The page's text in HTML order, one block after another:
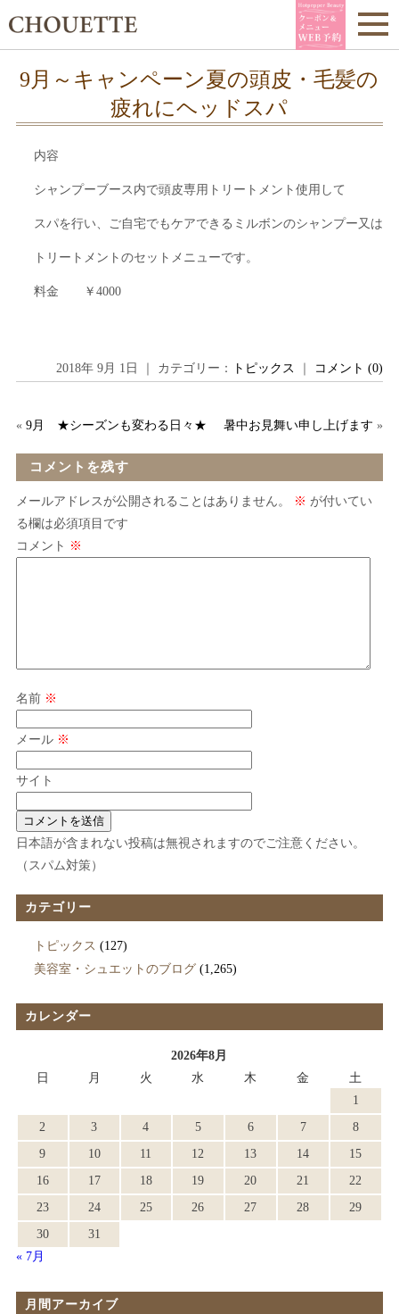
9月～キャンペーン夏の頭皮・毛髪の
疲れにヘッドスパ
内容
シャンプーブース内で頭皮専用トリートメント使用して
スパを行い、ご自宅でもケアできるミルボンのシャンプー又は
トリートメントのセットメニューです。
料金 ￥4000
2018年 9月 1日 ｜ カテゴリー： トピックス コメント (0)
« 9月 ★シーズンも変わる日々★ 暑中お見舞い申し上げます »
コメントを残す
メールアドレスが公開されることはありません。 ※ が付いてい
る欄は必須項目です
コメント ※
名前 ※
メール ※
サイト
日本語が含まれない投稿は無視されますのでご注意ください。
（スパム対策）
カテゴリー
トピックス (127)
美容室・シュエットのブログ(1,265)
カレンダー
2026年8月
日
月 火 水 木 金
土
1
2
3 4 5 6 7
8
9
10 11 12 13 14
15
16
17 18 19 20 21
22
23
24 25 26 27 28
29
30
31
« 7月
月間アーカイブ